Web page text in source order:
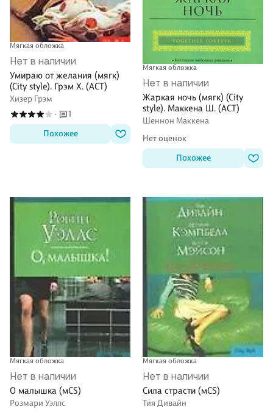
Мягкая обложка
Нет в наличии
Умираю от желания (мягк)
(City style). Грэм Х. (АСТ)
Хизер Грэм
·
1
Похожее
Мягкая обложка
Нет в наличии
Жаркая ночь (мягк) (City
style). Маккена Ш. (АСТ)
Шеннон Маккена
Нет оценок
Похожее
Мягкая обложка
Нет в наличии
О малышка (мCS)
Розмари Уэллс
Мягкая обложка
Нет в наличии
Сила страсти (мCS)
Тия Дивайн